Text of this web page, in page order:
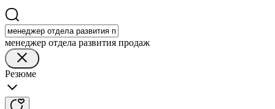
менеджер отдела развития продаж
Резюме